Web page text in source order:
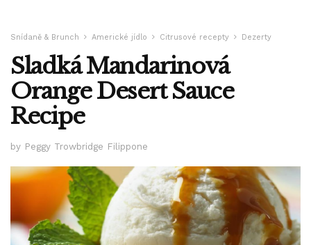
Snídaně & Brunch Americké jídlo Citrusové recepty Dezerty
Sladká Mandarinová
Orange Desert Sauce
Recipe
by Peggy Trowbridge Filippone